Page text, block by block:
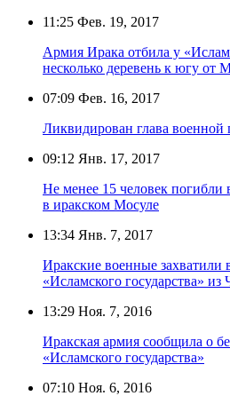
11:25 Фев. 19, 2017
Армия Ирака отбила у
несколько деревень к югу от
07:09 Фев. 16, 2017
Ликвидирован глава
09:12 Янв. 17, 2017
Не менее 15 человек погибли
в иракском Мосуле
13:34 Янв. 7, 2017
Иракские военные захватили
«Исламского государства» из
13:29 Ноя. 7, 2016
Иракская армия сообщила о
«Исламского государства»
07:10 Ноя. 6, 2016